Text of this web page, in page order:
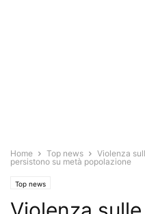
Home Top news
Violenza
persistono su metà popolazione
Top news